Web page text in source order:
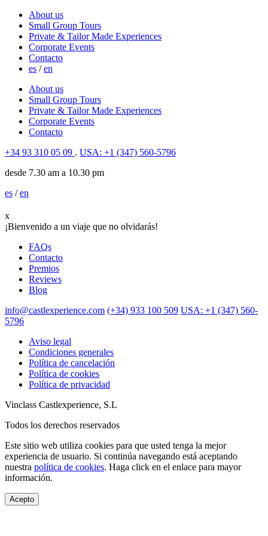
About us
Small Group Tours
Private & Tailor Made Experiences
Corporate Events
Contacto
es /en
About us
Small Group Tours
Private & Tailor Made Experiences
Corporate Events
Contacto
+34 93 310 05 09 . USA: +1 (347) 560-5796
desde 7.30 am a 10.30 pm
es /en
x
¡Bienvenido a un viaje que no olvidarás!
FAQs
Contacto
Premios
Reviews
Blog
info@castlexperience.com (+34) 933 100 509 USA: +1 (347) 560-
5796
Aviso legal
Condiciones generales
Política de cancelación
Política de cookies
Política de privacidad
Vinclass Castlexperience, S.L
Todos los derechos reservados
Este sitio web utiliza cookies para que usted tenga la mejor
experiencia de usuario. Si continúa navegando está aceptando
nuestra política de cookies. Haga click en el enlace para mayor
información.
Acepto